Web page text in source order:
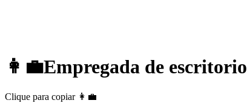
👩‍💼Empregada de escritorio
Clique para copiar 👩‍💼